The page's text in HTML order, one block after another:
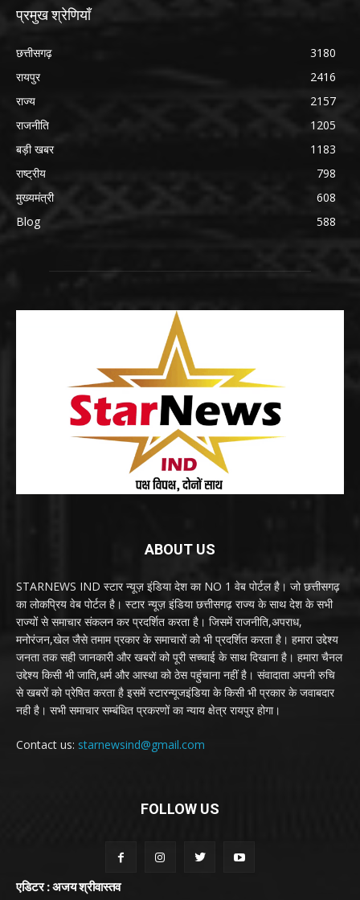
प्रमुख श्रेणियाँ
छत्तीसगढ़
3180
रायपुर
2416
राज्य
2157
राजनीति
1205
बड़ी खबर
1183
राष्ट्रीय
798
मुख्यमंत्री
608
Blog
588
ABOUT US
STARNEWS IND स्टार न्यूज़ इंडिया देश का NO 1 वेब पोर्टल है। जो छत्तीसगढ़
का लोकप्रिय वेब पोर्टल है। स्टार न्यूज़ इंडिया छत्तीसगढ़ राज्य के साथ देश के सभी
राज्यों से समाचार संकलन कर प्रदर्शित करता है। जिसमें राजनीति,अपराध,
मनोरंजन,खेल जैसे तमाम प्रकार के समाचारों को भी प्रदर्शित करता है। हमारा उद्देश्य
जनता तक सही जानकारी और खबरों को पूरी सच्चाई के साथ दिखाना है। हमारा चैनल
उद्देश्य किसी भी जाति,धर्म और आस्था को ठेस पहुंचाना नहीं है। संवादाता अपनी रुचि
से खबरों को प्रेषित करता है इसमें स्टारन्यूजइंडिया के किसी भी प्रकार के जवाबदार
नही है। सभी समाचार सम्बंधित प्रकरणों का न्याय क्षेत्र रायपुर होगा।
Contact us: starnewsind@gmail.com
FOLLOW US
एडिटर : अजय श्रीवास्तव